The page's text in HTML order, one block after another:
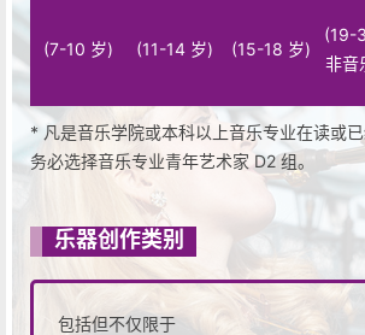
(7-10 岁) (11-14 岁) (15-18 岁)
(19-
非音
* 凡是音乐学院或本科以上音乐专业在读或
务必选择音乐专业青年艺术家 D2 组。
乐器创作类别
包括但不仅限于